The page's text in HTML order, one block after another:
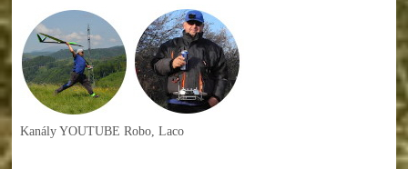
Kanály YOUTUBE Robo, Laco